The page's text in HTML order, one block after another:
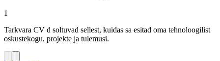
1
Tarkvara CV d soltuvad sellest, kuidas sa esitad oma tehnoloogilist
oskustekogu, projekte ja tulemusi.